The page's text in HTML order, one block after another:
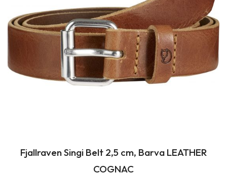
Fjallraven Singi Belt 2,5 cm, Barva LEATHER
COGNAC